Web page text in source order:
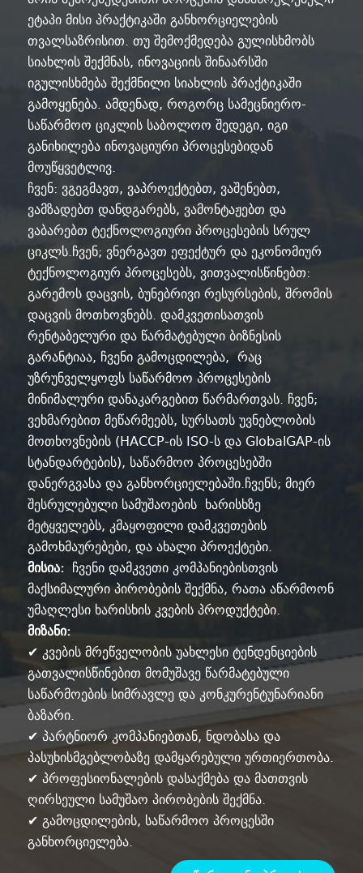
ეტაპი მისი პრაქტიკაში განხორციელების
თვალსაზრისით. თუ შემოქმედება გულისხმობს
სიახლის შექმნას, ინოვაციის შინაარსში
იგულისხმება შექმნილი სიახლის პრაქტიკაში
გამოყენება. ამდენად, როგორც სამეცნიერო-
საწარმოო ციკლის საბოლოო შედეგი, იგი
განიხილება ინოვაციური პროცესებიდან
მოუწყვეტლივ.
ჩვენ: ვგეგმავთ, ვაპროექტებთ, ვაშენებთ,
ვამზადებთ დანდგარებს, ვამონტაჟებთ და
ვაბარებთ ტექნოლოგიური პროცესების სრულ
ციკლს.ჩვენ; ვნერგავთ ეფექტურ და ეკონომიურ
ტექნოლოგიურ პროცესებს, ვითვალისწინებთ:
გარემოს დაცვის, ბუნებრივი რესურსების, შრომის
დაცვის მოთხოვნებს. დამკვეთისათვის
რენტაბელური და წარმატებული ბიზნესის
გარანტიაა, ჩვენი გამოცდილება, რაც
უზრუნველყოფს საწარმოო პროცესების
მინიმალური დანაკარგებით წარმართვას. ჩვენ;
ვეხმარებით მეწარმეებს, სურსათს უვნებლობის
მოთხოვნების (HACCP-ის ISO-ს და GlobalGAP-ის
სტანდარტების), საწარმოო პროცესებში
დანერგვასა და განხორციელებაში.ჩვენს; მიერ
შესრულებული სამუშაოების ხარისხზე
მეტყველებს, კმაყოფილი დამკვეთების
გამოხმაურებები, და ახალი პროექტები.
მისია: ჩვენი დამკვეთი კომპანიებისთვის
მაქსიმალური პირობების შექმნა, რათა აწარმოონ
უმაღლესი ხარისხის კვების პროდუქტები.
მიზანი:
✔ კვების მრეწველობის უახლესი ტენდენციების
გათვალისწინებით მომუშავე წარმატებული
საწარმოების სიმრავლე და კონკურენტუნარიანი
ბაზარი.
✔ პარტნიორ კომპანიებთან, ნდობასა და
პასუხისმგებლობაზე დამყარებული ურთიერთობა.
✔ პროფესიონალების დასაქმება და მათთვის
ღირსეული სამუშაო პირობების შექმნა.
✔ გამოცდილების, საწარმოო პროცესში
განხორციელება.